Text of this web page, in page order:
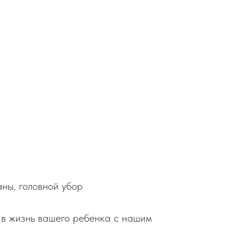
головной убор
жизнь вашего ребенка с нашим